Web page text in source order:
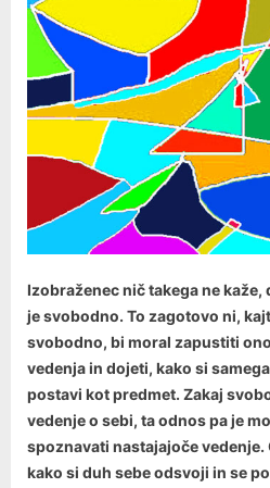
Izobraženec nič takega ne kaže,
je svobodno. To zagotovo ni,
svobodno, bi moral zapustiti
vedenja in dojeti, kako si
postavi kot predmet. Zakaj
vedenje o sebi, ta odnos pa je
spoznavati nastajajoče vedenje.
kako si duh sebe odsvoji in se